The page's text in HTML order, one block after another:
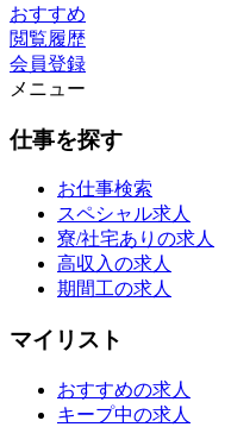
おすすめ
閲覧履歴
会員登録
メニュー
仕事を探す
お仕事検索
スペシャル求人
寮/社宅ありの求人
高収入の求人
期間工の求人
マイリスト
おすすめの求人
キープ中の求人